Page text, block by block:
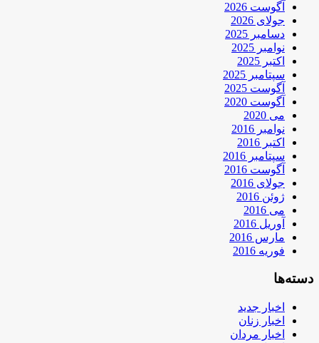
آگوست 2026
جولای 2026
دسامبر 2025
نوامبر 2025
اکتبر 2025
سپتامبر 2025
آگوست 2025
آگوست 2020
می 2020
نوامبر 2016
اکتبر 2016
سپتامبر 2016
آگوست 2016
جولای 2016
ژوئن 2016
می 2016
آوریل 2016
مارس 2016
فوریه 2016
دسته‌ها
اخبار جدید
اخبار زنان
اخبار مردان